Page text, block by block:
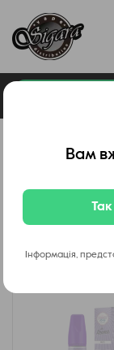
Каталог
Набір
Вам
Так
Інформація,